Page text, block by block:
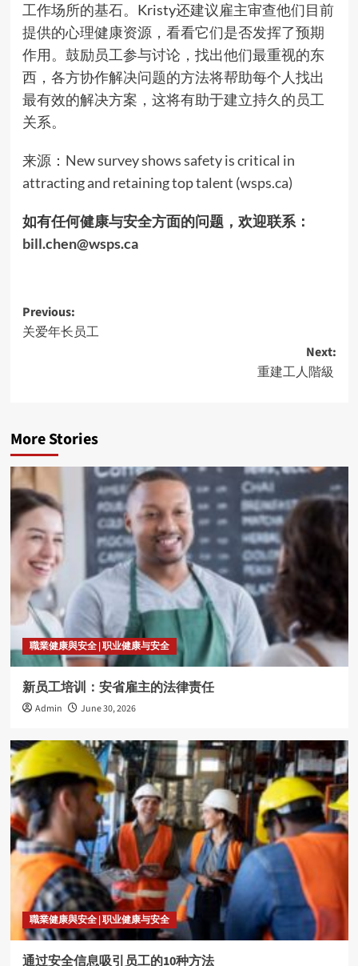
工作场所的基石。Kristy还建议雇主审查他们目前
提供的心理健康资源，看看它们是否发挥了预期
作用。鼓励员工参与讨论，找出他们最重视的东
西，各方协作解决问题的方法将帮助每个人找出
最有效的解决方案，这将有助于建立持久的员工
关系。
来源： New survey shows safety is critical in
attracting and retaining top talent (wsps.ca)
如有任何健康与安全方面的问题，欢迎联系：
bill.chen@wsps.ca
Post
navigation
Previous:
关爱年长员工
Next:
重建工人階級
More Stories
職業健康與安全 | 职业健康与安全
新员工培训：安省雇主的法律责任
Admin June 30, 2026
職業健康與安全 | 职业健康与安全
通过安全信息吸引员工的10种方法